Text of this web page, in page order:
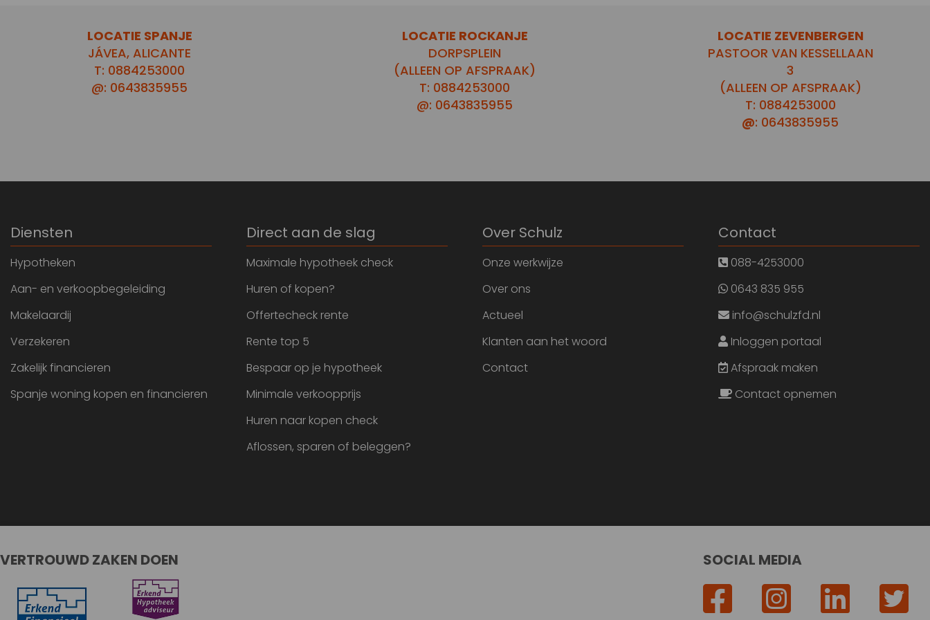
LOCATIE SPANJE
JÁVEA, ALICANTE
T: 0884253000
@: 0643835955
LOCATIE ROCKANJE
DORPSPLEIN
(ALLEEN OP AFSPRAAK)
T: 0884253000
@: 0643835955
LOCATIE ZEVENBERGEN
PASTOOR VAN KESSELLAAN
3
(ALLEEN OP AFSPRAAK)
T: 0884253000
@: 0643835955
Diensten
Hypotheken
Aan- en verkoopbegeleiding
Makelaardij
Verzekeren
Zakelijk financieren
Spanje woning kopen en financieren
Direct aan de slag
Maximale hypotheek check
Huren of kopen?
Offertecheck rente
Rente top 5
Bespaar op je hypotheek
Minimale verkoopprijs
Huren naar kopen check
Aflossen, sparen of beleggen?
Over Schulz
Onze werkwijze
Over ons
Actueel
Klanten aan het woord
Contact
Contact
088-4253000
0643 835 955
info@schulzfd.nl
Inloggen portaal
Afspraak maken
Contact opnemen
VERTROUWD ZAKEN DOEN SOCIAL MEDIA